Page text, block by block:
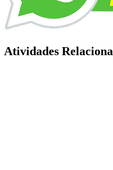
Atividades